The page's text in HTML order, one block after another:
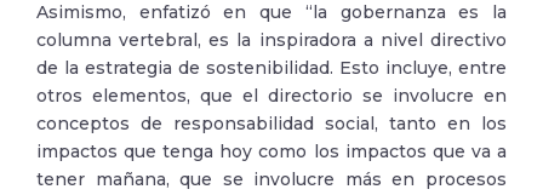
Asimismo, enfatizó en que “la gobernanza es la
columna vertebral, es la inspiradora a nivel directivo
de la estrategia de sostenibilidad. Esto incluye, entre
otros elementos, que el directorio se involucre en
conceptos de responsabilidad social, tanto en los
impactos que tenga hoy como los impactos que va a
tener mañana, que se involucre más en procesos